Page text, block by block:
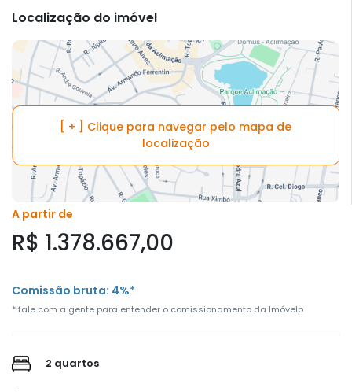
Localização do imóvel
[ + ] Clique para navegar pelo mapa de
localização
A partir de
R$ 1.378.667,00
Comissão bruta: 4%*
* fale com a gente para entender o comissionamento da Imóvelp
2 quartos